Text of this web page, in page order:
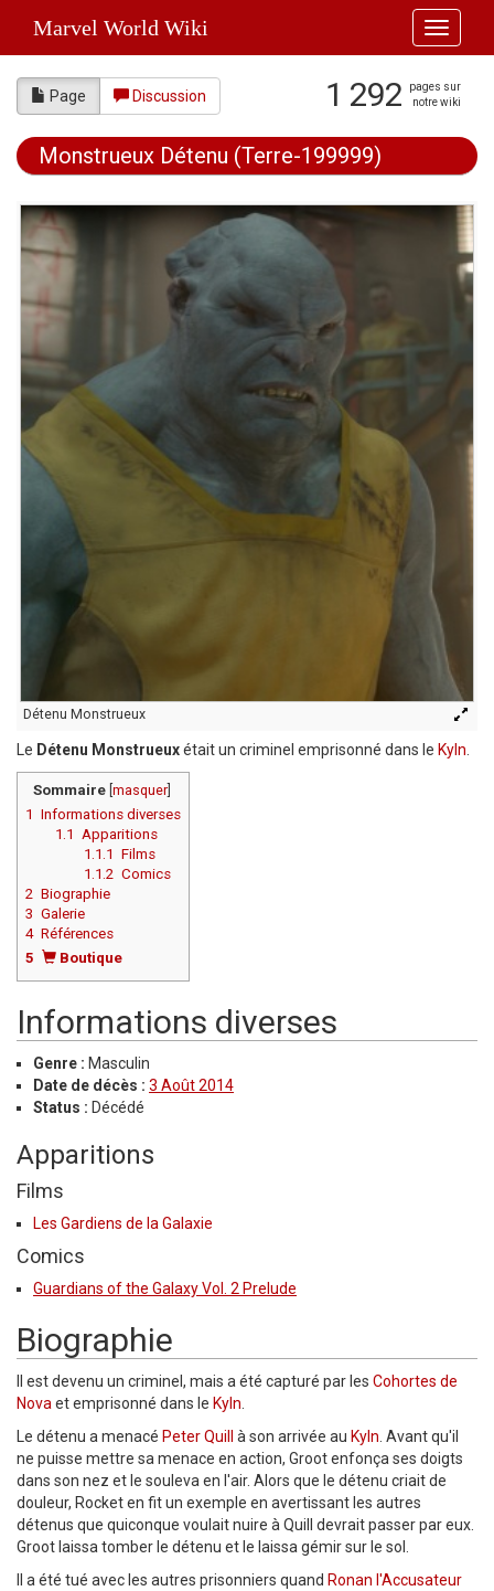
Toggle
Marvel World Wiki
Page Discussion 1 292
pages sur
notre wiki
Monstrueux Détenu (Terre-199999)
Détenu Monstrueux
Le Détenu Monstrueuxétait un criminel emprisonné dans le Kyln
Sommaire[masquer]
1 Informations diverses
1.1
Apparitions
1.1.1
Films
1.1.2 Comics
2 Biographie
3 Galerie
4 Références
5
Boutique
Informations diverses
Genre : Masculin
Date de décès : 3 Août 2014
Status : Décédé
Apparitions
Films
Les Gardiens de la Galaxie
Comics
Guardians of the Galaxy Vol. 2 Prelude
Biographie
Il est devenu un criminel, mais a été capturé par les Cohortes de
Nova et emprisonné dans le Kyln
Le détenu a menacé Peter Quill à son arrivée au Kyln . Avant qu'il
ne puisse mettre sa menace en action, Groot enfonça ses doigts
dans son nez et le souleva en l'air. Alors que le détenu criait de
douleur, Rocket en fit un exemple en avertissant les autres
détenus que quiconque voulait nuire à Quill devrait passer par eux.
Groot laissa tomber le détenu et le laissa gémir sur le sol.
Il a été tué avec les autres prisonniers quand Ronan l'Accusateur